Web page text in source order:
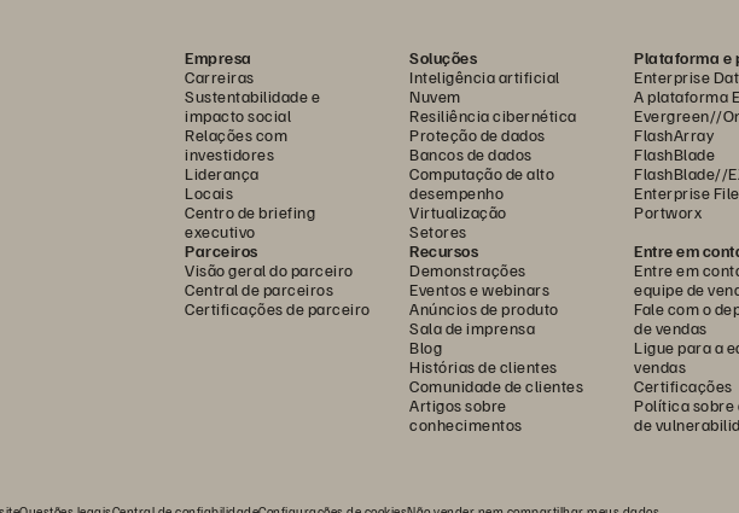
Empresa
Carreiras
Sustentabilidade e
impacto social
Relações com
investidores
Liderança
Locais
Centro de briefing
executivo
Soluções
Inteligência artificial
Nuvem
Resiliência cibernética
Proteção de dados
Bancos de dados
Computação de alto
desempenho
Virtualização
Setores
Plataforma e
Enterprise
A plataforma
Evergreen//
FlashArray
FlashBlade
FlashBlade//
Enterprise File
Portworx
Parceiros
Visão geral do parceiro
Central de parceiros
Certificações de parceiro
Recursos
Demonstrações
Eventos e webinars
Anúncios de produto
Sala de imprensa
Blog
Histórias de clientes
Comunidade de clientes
Artigos sobre
conhecimentos
Entre em
Entre em
equipe de
Fale com o
de vendas
Ligue para a
vendas
Certificações
Política sobre
de